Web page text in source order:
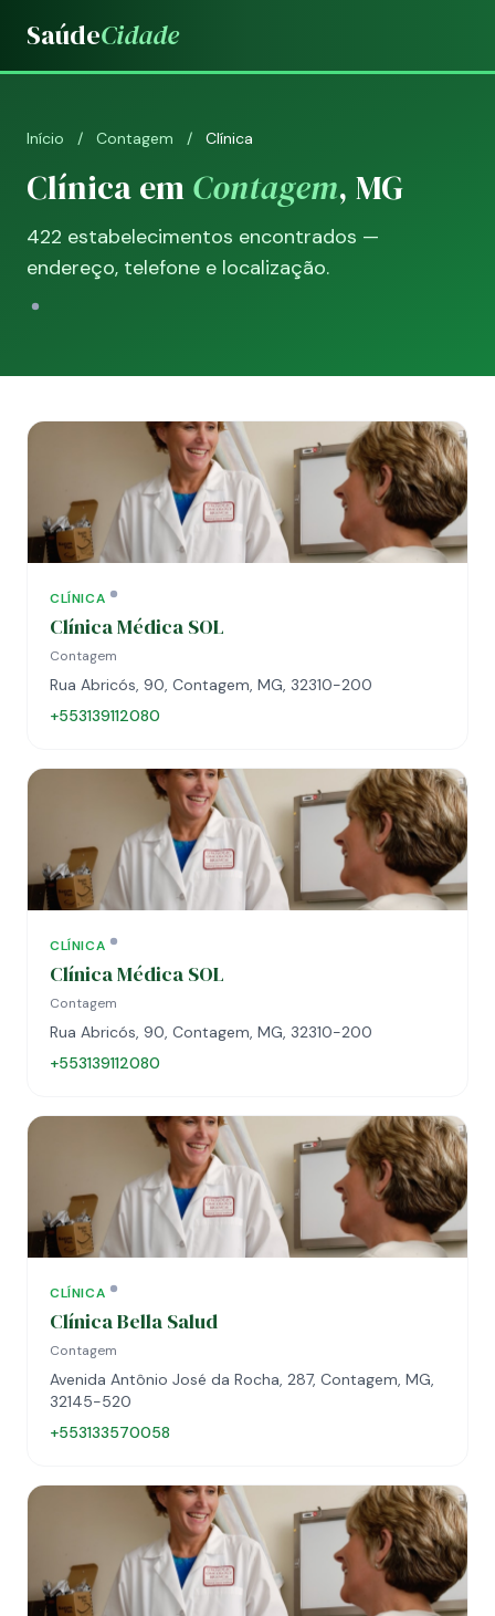
SaúdeCidade
Início / Contagem / Clínica
Clínica emContagem, MG
422 estabelecimentos encontrados —
endereço, telefone e localização.
CLÍNICA
Clínica Médica SOL
Contagem
Rua Abricós, 90, Contagem, MG, 32310-200
+553139112080
CLÍNICA
Clínica Médica SOL
Contagem
Rua Abricós, 90, Contagem, MG, 32310-200
+553139112080
CLÍNICA
Clínica Bella Salud
Contagem
Avenida Antônio José da Rocha, 287, Contagem, MG,
32145-520
+553133570058